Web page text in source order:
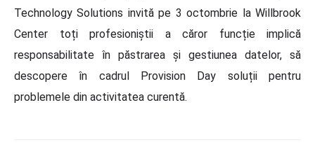
Technology Solutions invită pe 3 octombrie la Willbrook
Center toți profesioniștii a căror funcție implică
responsabilitate în păstrarea și gestiunea datelor, să
descopere în cadrul Provision Day soluții pentru
problemele din activitatea curentă.